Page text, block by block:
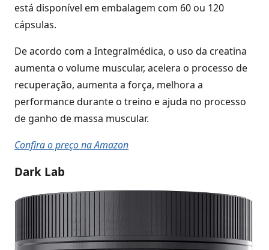
está disponível em embalagem com 60 ou 120
cápsulas.
De acordo com a Integralmédica, o uso da creatina
aumenta o volume muscular, acelera o processo de
recuperação, aumenta a força, melhora a
performance durante o treino e ajuda no processo
de ganho de massa muscular.
Confira o preço na Amazon
Dark Lab